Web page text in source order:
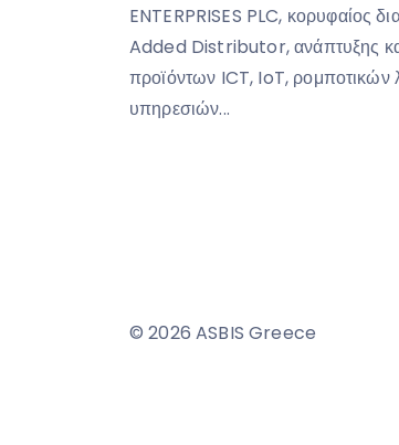
ENTERPRISES PLC, κορυφαίος
Added Distributor, ανάπτυξης
προϊόντων ICT, IoT, ρομποτικών
υπηρεσιών...
© 2026 ASBIS Greece